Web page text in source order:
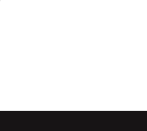
alternativen